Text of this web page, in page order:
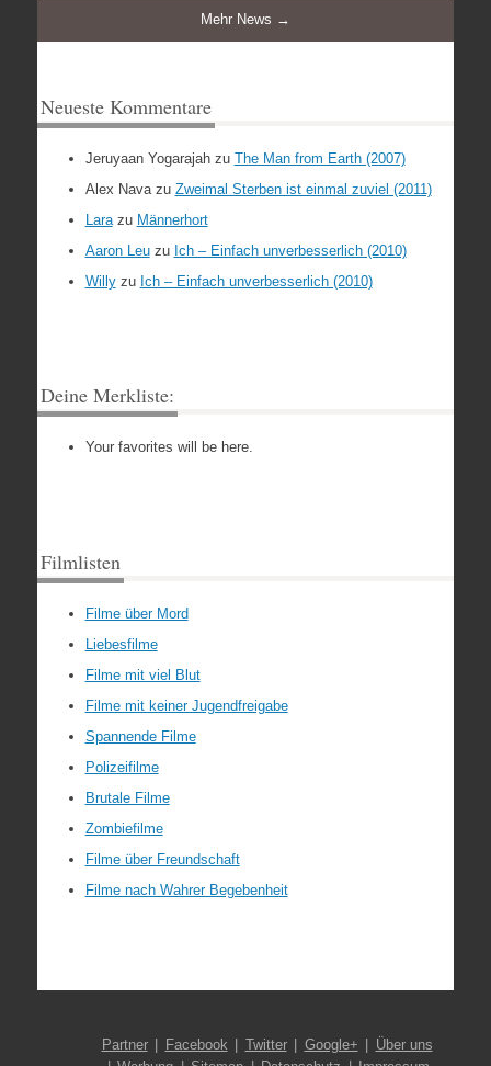
Mehr News →
Neueste Kommentare
Jeruyaan Yogarajahzu The Man from Earth (2007)
Alex Navazu Zweimal Sterben ist einmal zuviel (2011)
Larazu Männerhort
Aaron Leuzu Ich – Einfach unverbesserlich (2010)
Willyzu Ich – Einfach unverbesserlich (2010)
Deine Merkliste:
Your favorites will be here.
Filmlisten
Filme über Mord
Liebesfilme
Filme mit viel Blut
Filme mit keiner Jugendfreigabe
Spannende Filme
Polizeifilme
Brutale Filme
Zombiefilme
Filme über Freundschaft
Filme nach Wahrer Begebenheit
Partner Facebook Twitter Google+
Über uns